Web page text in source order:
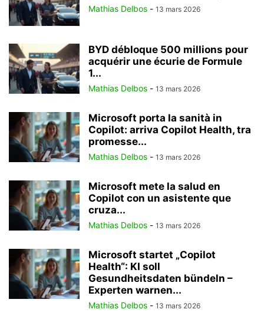
Mathias Delbos - 13 mars 2026
BYD débloque 500 millions pour
acquérir une écurie de Formule
1...
Mathias Delbos - 13 mars 2026
Microsoft porta la sanità in
Copilot: arriva Copilot Health, tra
promesse...
Mathias Delbos - 13 mars 2026
Microsoft mete la salud en
Copilot con un asistente que
cruza...
Mathias Delbos - 13 mars 2026
Microsoft startet „Copilot
Health“: KI soll
Gesundheitsdaten bündeln –
Experten warnen...
Mathias Delbos - 13 mars 2026